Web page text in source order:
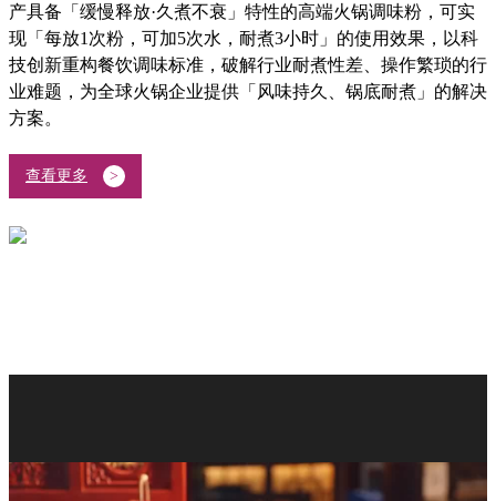
产具备「缓慢释放·久煮不衰」特性的高端火锅调味粉，可实
现「每放1次粉，可加5次水，耐煮3小时」的使用效果，以科
技创新重构餐饮调味标准，破解行业耐煮性差、操作繁琐的行
业难题，为全球火锅企业提供「风味持久、锅底耐煮」的解决
方案。
查看更多